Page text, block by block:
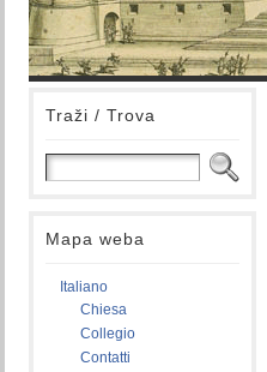
Traži / Trova
Mapa weba
Italiano
Chiesa
Collegio
Contatti